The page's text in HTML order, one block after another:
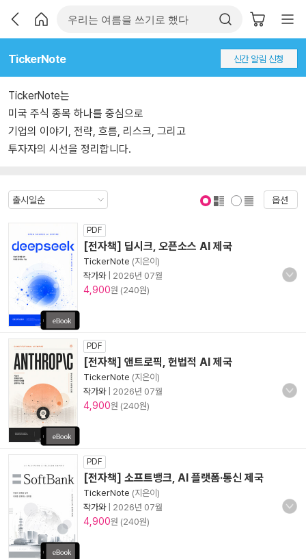
TickerNote 신간 알림 신청
TickerNote는
미국 주식 종목 하나를 중심으로
기업의 이야기, 전략, 흐름, 리스크, 그리고
투자자의 시선을 정리합니다.
옵션
PDF
[전자책] 딥시크, 오픈소스 AI 제국
TickerNote (지은이)
작가와| 2026년 07월
4,900원 (240원)
PDF
[전자책] 앤트로픽, 헌법적 AI 제국
TickerNote (지은이)
작가와| 2026년 07월
4,900원 (240원)
PDF
[전자책] 소프트뱅크, AI 플랫폼·통신 제국
TickerNote (지은이)
작가와| 2026년 07월
4,900원 (240원)